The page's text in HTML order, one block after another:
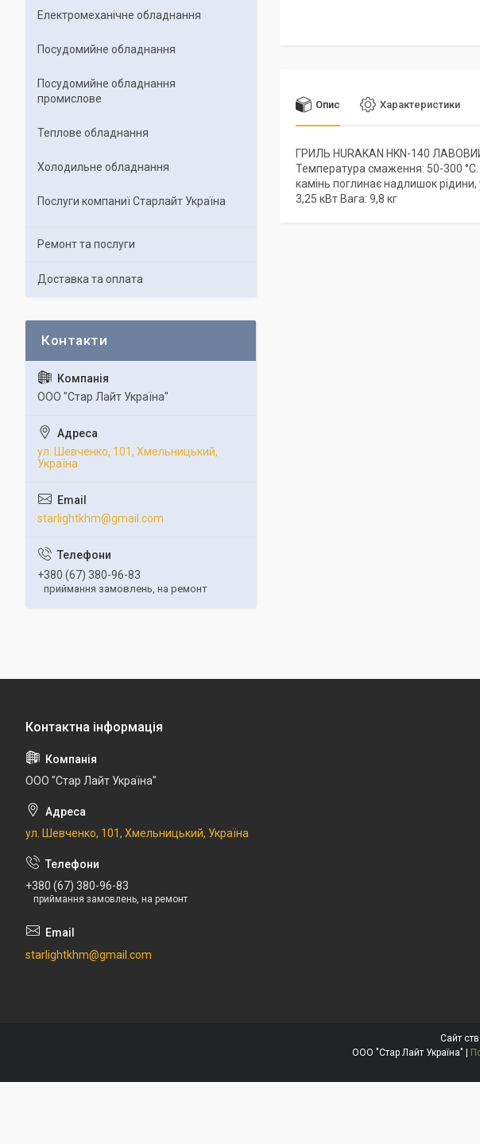
Опис Характеристики
ГРИЛЬ HURAKAN HKN-140
Температура смаження: 50-300 °С.
камінь поглинає надлишок
3,25 кВт Вага: 9,8 кг
Електромеханічне обладнання
Посудомийне обладнання
Посудомийне обладнання
промислове
Теплове обладнання
Холодильне обладнання
Послуги компаниї Старлайт Україна
Ремонт та послуги
Доставка та оплата
ООО "Стар Лайт Україна"
ул. Шевченко, 101, Хмельницький,
Україна
starlightkhm@gmail.com
+380 (67) 380-96-83
приймання замовлень, на ремонт
ООО "Стар Лайт Україна"
ул. Шевченко, 101, Хмельницький, Україна
+380 (67) 380-96-83
приймання замовлень, на ремонт
starlightkhm@gmail.com
Сайт
ООО "Стар Лайт Україна" |